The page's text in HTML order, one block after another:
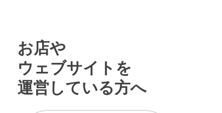
お店や
ウェブサイトを
運営している方へ